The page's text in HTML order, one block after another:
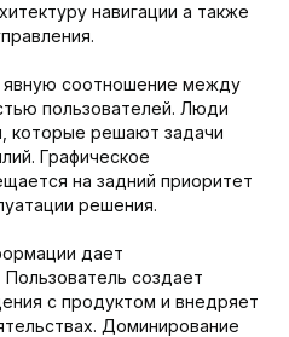
навигации а также
соотношение между
пользователей. Люди
которые решают задачи
Графическое
на задний приоритет
решения.
дает
создает
с продуктом и внедряет
Доминирование